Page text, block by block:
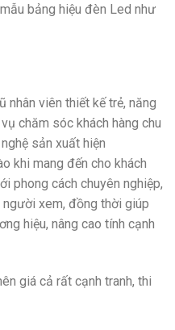
bảng hiệu đèn Led như
nhân viên thiết kế trẻ, năng
chăm sóc khách hàng chu
sản xuất hiện
khi mang đến cho khách
phong cách chuyên nghiệp,
xem, đồng thời giúp
hiệu, nâng cao tính cạnh
giá cả rất cạnh tranh, thi